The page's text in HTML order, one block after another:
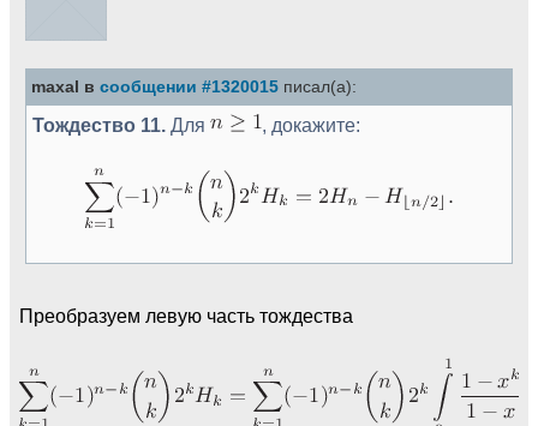
maxal в сообщении #1320015 писал(а):
Тождество 11. Для , докажите:
Преобразуем левую часть тождества